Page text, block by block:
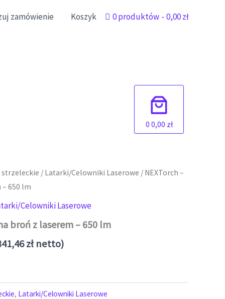
zamówienie Koszyk 0 produktów 0,00 zł
0 0,00 zł
strzeleckie / Latarki/Celowniki Laserowe / NEXTorch –
650 lm
Celowniki Laserowe
broń z laserem – 650 lm
złnetto)
, Latarki/Celowniki Laserowe